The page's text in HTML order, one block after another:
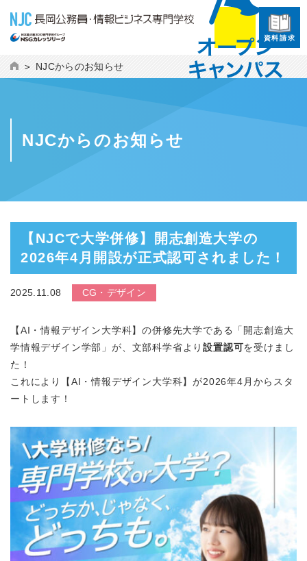
資料請求
NJCからのお知らせ
NJCからのお知らせ
【NJCで大学併修】開志創造大学の
2026年4月開設が正式認可されました！
2025.11.08 CG・デザイン
【AI・情報デザイン大学科】の併修先大学である「開志創造大
学情報デザイン学部」が、文部科学省より設置認可を受けまし
た！
これにより【AI・情報デザイン大学科】が2026年4月からスタ
ートします！